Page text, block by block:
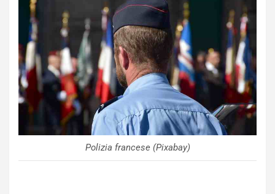
Polizia francese (Pixabay)